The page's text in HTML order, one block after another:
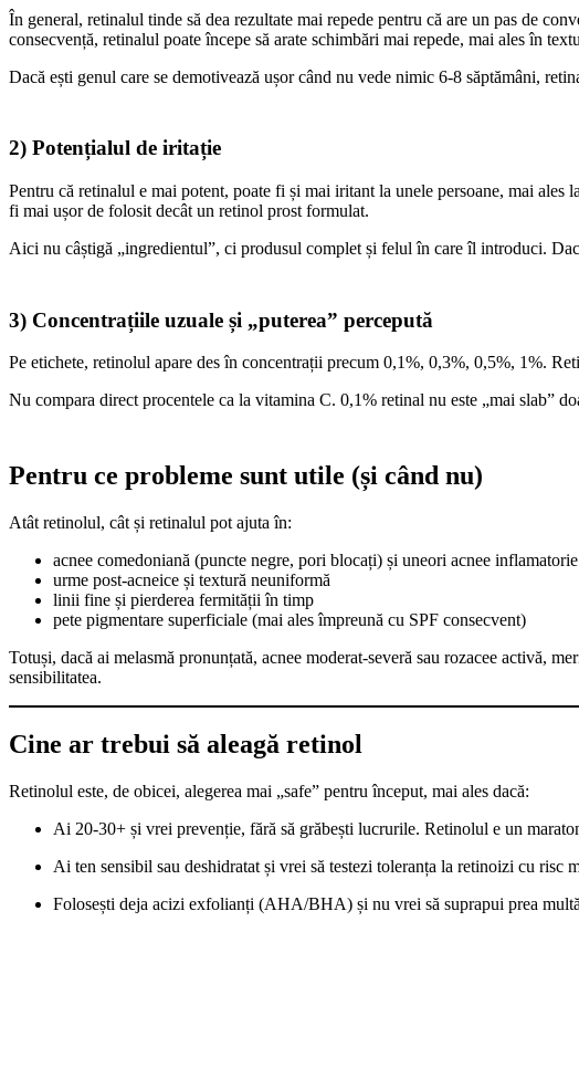
În general, retinalul tinde să dea rezultate mai repede pentru că are un pas de
consecvență, retinalul poate începe să arate schimbări mai repede, mai ales în
Dacă ești genul care se demotivează ușor când nu vede nimic 6-8 săptămâni,
2) Potențialul de iritație
Pentru că retinalul e mai potent, poate fi și mai iritant la unele persoane, mai
fi mai ușor de folosit decât un retinol prost formulat.
Aici nu câștigă „ingredientul”, ci produsul complet și felul în care îl introduci.
3) Concentrațiile uzuale și „puterea” percepută
Pe etichete, retinolul apare des în concentrații precum 0,1%, 0,3%, 0,5%, 1%.
Nu compara direct procentele ca la vitamina C. 0,1% retinal nu este „mai slab”
Pentru ce probleme sunt utile (și când nu)
Atât retinolul, cât și retinalul pot ajuta în:
acnee comedoniană (puncte negre, pori blocați) și uneori acnee inflamatorie
urme post-acneice și textură neuniformă
linii fine și pierderea fermității în timp
pete pigmentare superficiale (mai ales împreună cu SPF consecvent)
Totuși, dacă ai melasmă pronunțată, acnee moderat-severă sau rozacee activă,
sensibilitatea.
Cine ar trebui să aleagă retinol
Retinolul este, de obicei, alegerea mai „safe” pentru început, mai ales dacă:
Ai 20-30+ și vrei prevenție, fără să grăbești lucrurile. Retinolul e un
Ai ten sensibil sau deshidratat și vrei să testezi toleranța la retinoizi cu risc
Folosești deja acizi exfolianți (AHA/BHA) și nu vrei să suprapui prea